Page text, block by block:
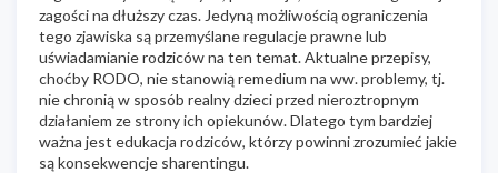
zagości na dłuższy czas. Jedyną możliwością ograniczenia
tego zjawiska są przemyślane regulacje prawne lub
uświadamianie rodziców na ten temat. Aktualne przepisy,
choćby RODO, nie stanowią remedium na ww. problemy, tj.
nie chronią w sposób realny dzieci przed nieroztropnym
działaniem ze strony ich opiekunów. Dlatego tym bardziej
ważna jest edukacja rodziców, którzy powinni zrozumieć jakie
są konsekwencje sharentingu.